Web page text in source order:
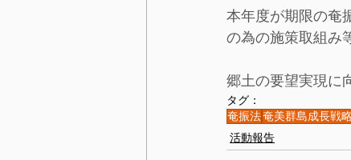
本年度が期限の奄
の為の施策取組み
郷土の要望実現に
タグ：
奄振法奄美群島成長戦
活動報告